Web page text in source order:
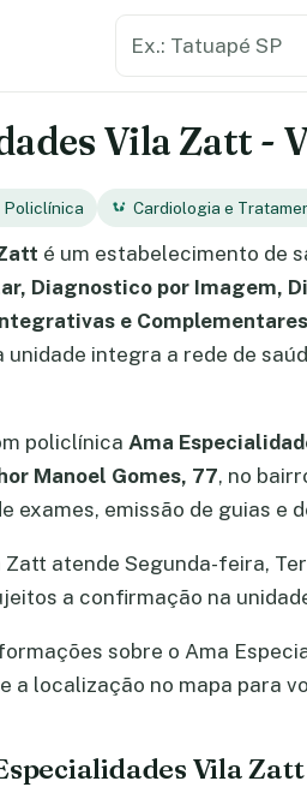
Vila Zatt -
Policlínica Cardiologia e
é um estabelecimento de
Diagnostico por Imagem,
e Complementares
unidade integra a rede de
policlínica Ama
Manoel Gomes, 77, no
exames, emissão de guias e
Zatt atende Segunda-feira,
a confirmação na
sobre o Ama
a localização no mapa para
Vila Zatt